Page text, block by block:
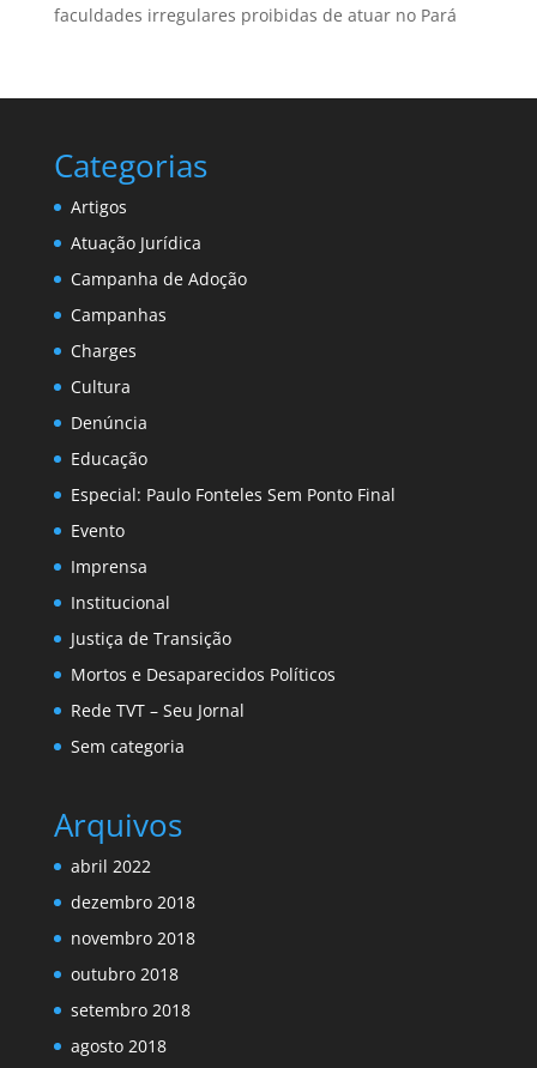
faculdades irregulares proibidas de atuar no Pará
Categorias
Artigos
Atuação Jurídica
Campanha de Adoção
Campanhas
Charges
Cultura
Denúncia
Educação
Especial: Paulo Fonteles Sem Ponto Final
Evento
Imprensa
Institucional
Justiça de Transição
Mortos e Desaparecidos Políticos
Rede TVT – Seu Jornal
Sem categoria
Arquivos
abril 2022
dezembro 2018
novembro 2018
outubro 2018
setembro 2018
agosto 2018